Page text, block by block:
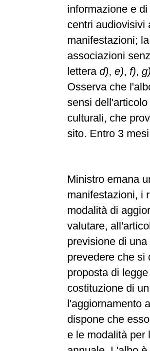
informazione e
centri audiovisivi
manifestazioni;
associazioni
lettera d), e), f),
Osserva che
sensi
culturali, che
sito. Entro 3
Ministro emana
manifestazioni, i
modalità di
valutare,
previsione di
prevedere che si
proposta di
costituzione di
l'aggiornamento
dispone che
e le modalità per